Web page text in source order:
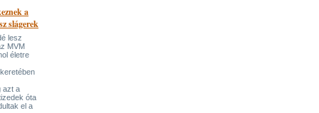
a
slágerek
lesz
MVM
életre
azt a
óta
el a